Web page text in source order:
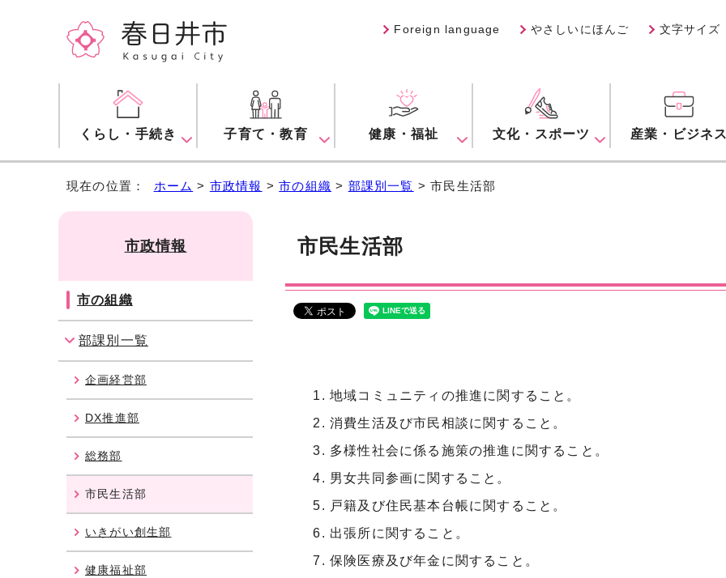
Foreign language やさしいにほんご 文字サイズ
くらし・手続き 子育て・教育 健康・福祉 文化・スポーツ 産業・ビジネス
現在の位置： ホーム > 市政情報 >市の組織 > 部課別一覧 > 市民生活部
市民生活部
地域コミュニティの推進に関すること。
消費生活及び市民相談に関すること。
多様性社会に係る施策の推進に関すること。
男女共同参画に関すること。
戸籍及び住民基本台帳に関すること。
出張所に関すること。
保険医療及び年金に関すること。
市政情報
市の組織
部課別一覧
企画経営部
DX推進部
総務部
市民生活部
いきがい創生部
健康福祉部